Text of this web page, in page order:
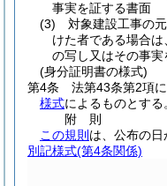
事実を証する書面
(3)
対象建設工事の
けた者である場合
の写し又はその事
(身分証明書の様式)
第4条
法第43条第2項
様式によるものとする
附 則
この規則 は、公布の日
別記様式(第4条関係)